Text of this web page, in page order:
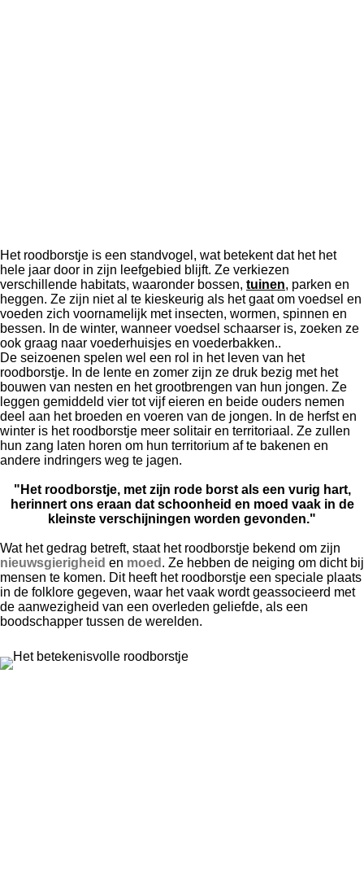
Het roodborstje is een standvogel, wat betekent dat het het
hele jaar door in zijn leefgebied blijft. Ze verkiezen
verschillende habitats, waaronder bossen, tuinen, parken en
heggen. Ze zijn niet al te kieskeurig als het gaat om voedsel en
voeden zich voornamelijk met insecten, wormen, spinnen en
bessen. In de winter, wanneer voedsel schaarser is, zoeken ze
ook graag naar voederhuisjes en voederbakken..
De seizoenen spelen wel een rol in het leven van het
roodborstje. In de lente en zomer zijn ze druk bezig met het
bouwen van nesten en het grootbrengen van hun jongen. Ze
leggen gemiddeld vier tot vijf eieren en beide ouders nemen
deel aan het broeden en voeren van de jongen. In de herfst en
winter is het roodborstje meer solitair en territoriaal. Ze zullen
hun zang laten horen om hun territorium af te bakenen en
andere indringers weg te jagen.
"Het roodborstje, met zijn rode borst als een vurig hart,
herinnert ons eraan dat schoonheid en moed vaak in de
kleinste verschijningen worden gevonden."
Wat het gedrag betreft, staat het roodborstje bekend om zijn
nieuwsgierigheid en moed . Ze hebben de neiging om dicht bij
mensen te komen. Dit heeft het roodborstje een speciale plaats
in de folklore gegeven, waar het vaak wordt geassocieerd met
de aanwezigheid van een overleden geliefde, als een
boodschapper tussen de werelden.